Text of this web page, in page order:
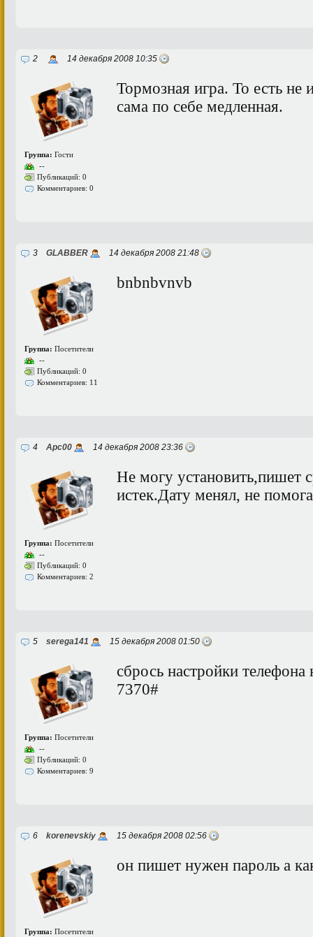
2 14 декабря 2008 10:35
Группа: Гости
--
Публикаций: 0
Комментариев: 0
Тормозная игра. То есть не
сама по себе медленная.
3 GLABBER 14 декабря 2008 21:48
Группа: Посетители
--
Публикаций: 0
Комментариев: 11
bnbnbvnvb
4 Арс00 14 декабря 2008 23:36
Группа: Посетители
--
Публикаций: 0
Комментариев: 2
Не могу установить,пишет
истек.Дату менял, не
5 serega141 15 декабря 2008 01:50
Группа: Посетители
--
Публикаций: 0
Комментариев: 9
сбрось настройки телефона
7370#
6 korenevskiy 15 декабря 2008 02:56
Группа: Посетители
он пишет нужен пароль а